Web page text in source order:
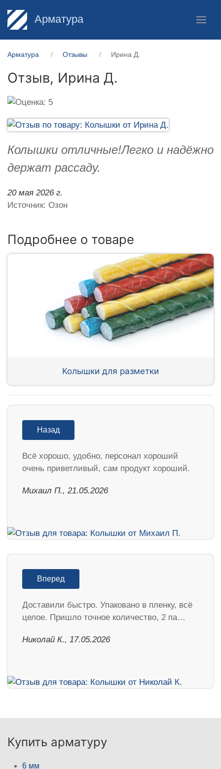
Арматура
Арматура Отзывы Ирина Д.
Отзыв, Ирина Д.
Колышки отличные!Легко и надёжно
держат рассаду.
20 мая 2026 г.
Источник: Озон
Подробнее о товаре
Колышки для разметки
Назад
Всё хорошо, удобно, персонал хороший
очень приветливый, сам продукт хороший.
Михаил П., 21.05.2026
Вперед
Доставили быстро. Упаковано в пленку, всё
целое. Пришло точное количество, 2 па…
Николай К., 17.05.2026
Купить арматуру
6 мм